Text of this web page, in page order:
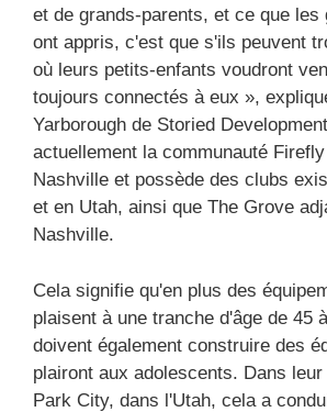
et de grands-parents, et ce que les
ont appris, c'est que s'ils peuvent
où leurs petits-enfants voudront
toujours connectés à eux »,
Yarborough de Storied
actuellement la communauté
Nashville et possède des clubs
et en Utah, ainsi que The Grove
Nashville.
Cela signifie qu'en plus des
plaisent à une tranche d'âge de 45
doivent également construire des
plairont aux adolescents. Dans
Park City, dans l'Utah, cela a